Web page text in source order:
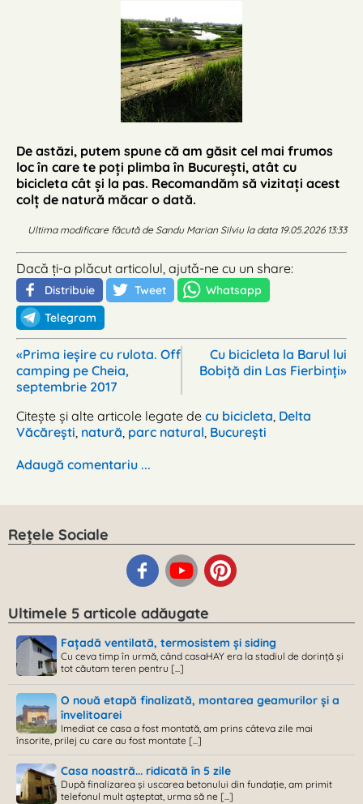
De astăzi, putem spune că am găsit cel mai frumos
loc în care te poți plimba în București, atât cu
bicicleta cât și la pas. Recomandăm să vizitați acest
colț de natură măcar o dată.
Ultima modificare făcută de Sandu Marian Silviu la data 19.05.2026 13:33
Dacă ți-a plăcut articolul, ajută-ne cu un share:
Distribuie Tweet
Whatsapp
Telegram
«Prima ieșire cu rulota. Off
camping pe Cheia,
septembrie 2017
Cu bicicleta la Barul lui
Bobiță din Las Fierbinți»
Citește și alte articole legate de cu bicicleta, Delta
Văcărești, natură, parc natural, București
Adaugă comentariu ...
Rețele Sociale
Ultimele 5 articole adăugate
Fațadă ventilată, termosistem și siding
Cu ceva timp în urmă, când casaHAY era la stadiul de dorință și
tot căutam teren pentru [...]
O nouă etapă finalizată, montarea geamurilor și a
învelitoarei
Imediat ce casa a fost montată, am prins câteva zile mai
însorite, prilej cu care au fost montate [...]
Casa noastră... ridicată în 5 zile
După finalizarea și uscarea betonului din fundație, am primit
telefonul mult așteptat, urma să ne [...]